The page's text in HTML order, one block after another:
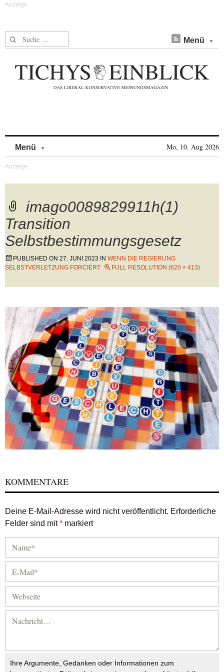
Suche nach: Menü
Menü Mo, 10. Aug 2026
imago0089829911h(1)
Transition
Selbstbestimmungsgesetz
PUBLISHED ON 27. JUNI 2023 IN WENN DIE REGIERUNG
SELBSTVERLETZUNG FORCIERT
FULL RESOLUTION (620 × 413)
KOMMENTARE
Deine E-Mail-Adresse wird nicht veröffentlicht. Erforderliche
Felder sind mit* markiert
Ihre Argumente, Gedanken oder Informationen zum